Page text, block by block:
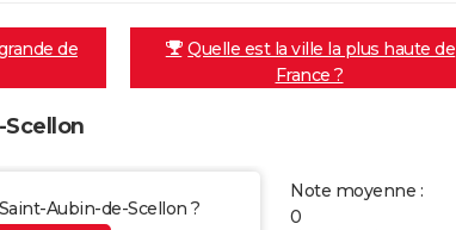
de
Quelle est la ville la plus haute de
France ?
Aubin-de-Scellon ?
Note moyenne :
0